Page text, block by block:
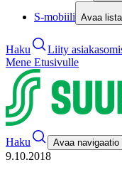
S-mobiili Avaa
Haku
Liity
Mene Etusivulle
Haku Avaa navigaatio
9.10.2018